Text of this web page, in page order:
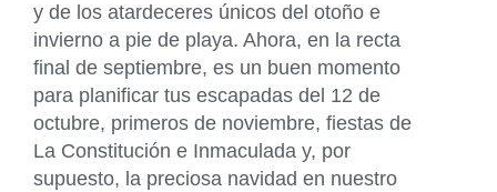
y de los atardeceres únicos del otoño e
invierno a pie de playa. Ahora, en la recta
final de septiembre, es un buen momento
para planificar tus escapadas del 12 de
octubre, primeros de noviembre, fiestas de
La Constitución e Inmaculada y, por
supuesto, la preciosa navidad en nuestro